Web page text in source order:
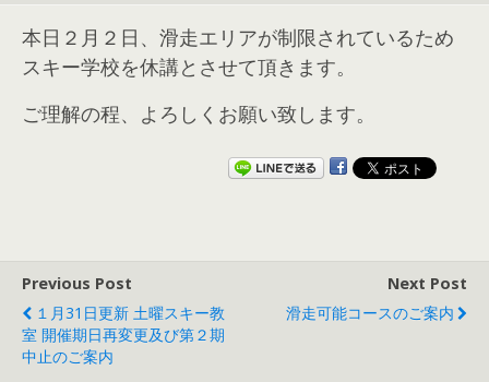
本日２月２日、滑走エリアが制限されているため
スキー学校を休講とさせて頂きます。
ご理解の程、よろしくお願い致します。
Previous Post
１月31日更新 土曜スキー教
室 開催期日再変更及び第２期
中止のご案内
Next Post
滑走可能コースのご案内